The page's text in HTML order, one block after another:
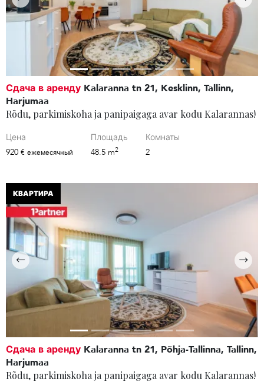
Сдача в аренду Kalaranna tn 21, Kesklinn, Tallinn,
Harjumaa
Rõdu, parkimiskoha ja panipaigaga avar kodu Kalarannas!
Цена
920 € ежемесячный
Площадь
48.5 m2
Комнаты
2
КВАРТИРА
Сдача в аренду Kalaranna tn 21, Põhja-Tallinna, Tallinn,
Harjumaa
Rõdu, parkimiskoha ja panipaigaga avar kodu Kalarannas!